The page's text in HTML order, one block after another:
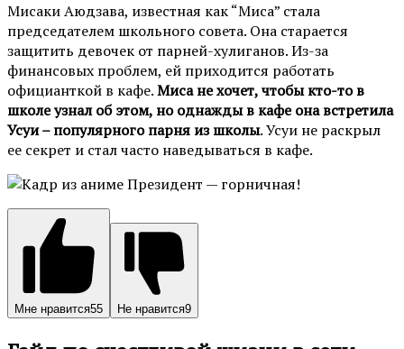
Мисаки Аюдзава, известная как “Миса” стала
председателем школьного совета. Она старается
защитить девочек от парней-хулиганов. Из-за
финансовых проблем, ей приходится работать
официанткой в кафе.Миса не хочет, чтобы кто-то в
школе узнал об этом, но однажды в кафе она встретила
Усуи – популярного парня из школы. Усуи не раскрыл
ее секрет и стал часто наведываться в кафе.
Мне нравится55 Не нравится9